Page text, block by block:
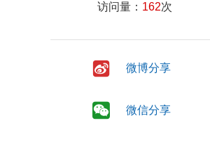
访问量： 162次
微博分享
微信分享